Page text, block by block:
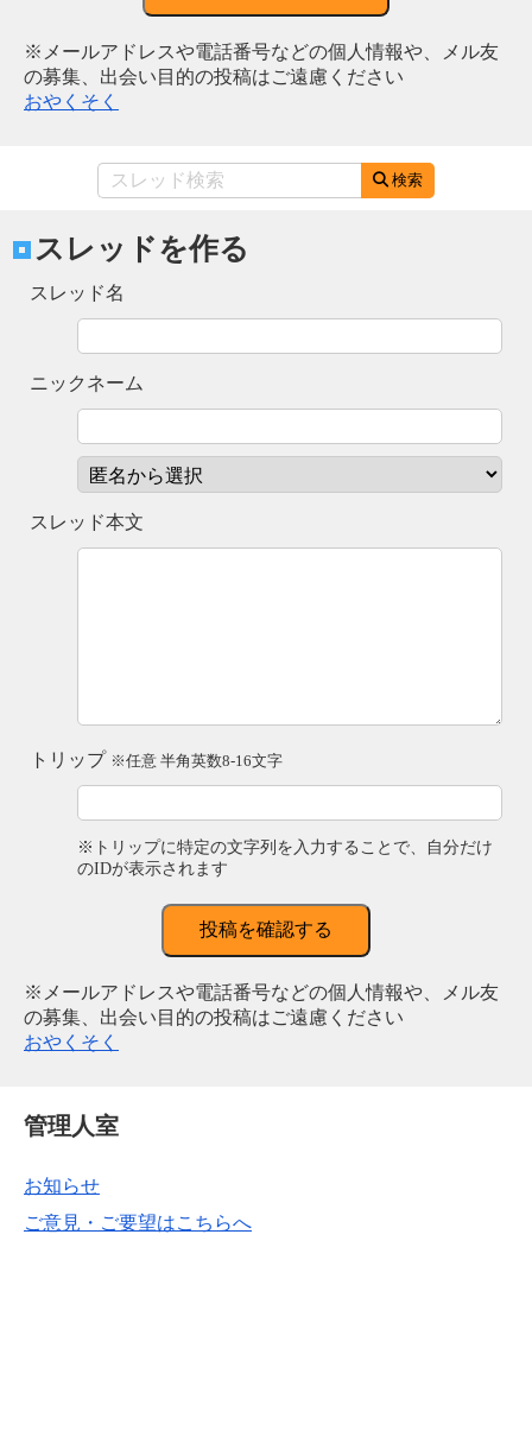
※メールアドレスや電話番号などの個人情報や、メル友
の募集、出会い目的の投稿はご遠慮ください
おやくそく
検索
スレッドを作る
スレッド名
ニックネーム
スレッド本文
トリップ ※任意 半角英数8-16文字
※トリップに特定の文字列を入力することで、自分だけ
のIDが表示されます
投稿を確認する
※メールアドレスや電話番号などの個人情報や、メル友
の募集、出会い目的の投稿はご遠慮ください
おやくそく
管理人室
お知らせ
ご意見・ご要望はこちらへ